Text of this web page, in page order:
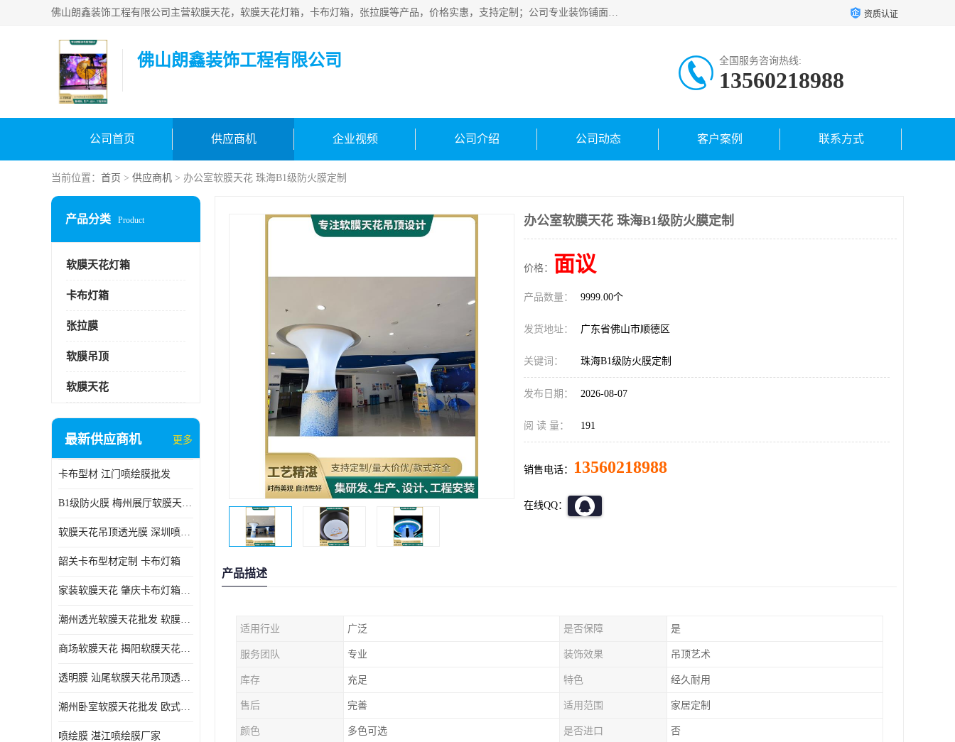
佛山朗鑫装饰工程有限公司主营软膜天花，软膜天花灯箱，卡布灯箱，张拉膜等产品，价格实惠，支持定制；公司专业装饰铺面，家居，会展特装，软膜等工程，技能精良人员，安装快、价格合理，质量保证、热诚与各方有识人士合作，欢迎新老客户来电咨询。 资质认证
佛山朗鑫装饰工程有限公司 全国服务咨询热线:
13560218988
公司首页 供应商机 企业视频 公司介绍 公司动态 客户案例 联系方式
当前位置： 首页 > 供应商机 > 办公室软膜天花 珠海B1级防火膜定制
产品分类 Product
软膜天花灯箱
卡布灯箱
张拉膜
软膜吊顶
软膜天花
最新供应商机 更多
卡布型材 江门喷绘膜批发
B1级防火膜 梅州展厅软膜天花批发
软膜天花吊顶透光膜 深圳喷绘膜批发
韶关卡布型材定制 卡布灯箱
家装软膜天花 肇庆卡布灯箱批发
潮州透光软膜天花批发 软膜天花
商场软膜天花 揭阳软膜天花吊顶透光膜批发
透明膜 汕尾软膜天花吊顶透光膜定制
潮州卧室软膜天花批发 欧式软膜天花
喷绘膜 湛江喷绘膜厂家
办公室软膜天花 珠海B1级防火膜定制
价格： 面议
产品数量： 9999.00个
发货地址： 广东省佛山市顺德区
关键词： 珠海B1级防火膜定制
发布日期： 2026-08-07
阅 读 量： 191
销售电话： 13560218988
在线QQ：
产品描述
适用行业 广泛 是否保障 是
服务团队 专业 装饰效果 吊顶艺术
库存 充足 特色 经久耐用
售后 完善 适用范围 家居定制
颜色 多色可选 是否进口 否